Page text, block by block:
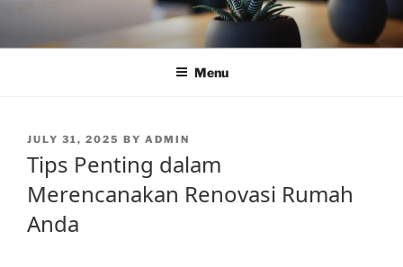
content
Menu
POSTED
ON
JULY 31, 2025 BY ADMIN
Tips Penting dalam
Merencanakan Renovasi Rumah
Anda